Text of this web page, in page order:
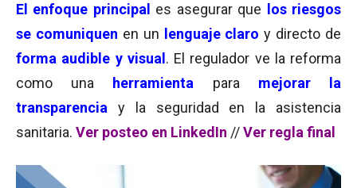
El enfoque principal es asegurar que
los riesgos
se comuniquen en un lenguaje claro y directo de
forma audible y visual . El regulador ve la reforma
como una
herramienta para mejorar la
transparencia y la seguridad en la asistencia
sanitaria. Ver posteo en LinkedIn //Ver regla final